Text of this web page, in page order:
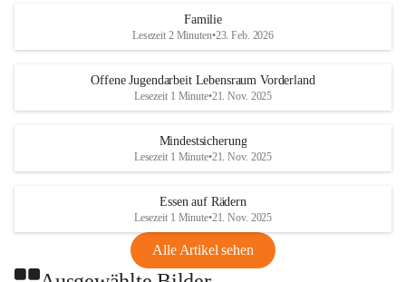
Familie
Lesezeit 2 Minuten•23. Feb. 2026
Offene Jugendarbeit Lebensraum Vorderland
Lesezeit 1 Minute•21. Nov. 2025
Mindestsicherung
Lesezeit 1 Minute•21. Nov. 2025
Essen auf Rädern
Lesezeit 1 Minute•21. Nov. 2025
Alle Artikel sehen